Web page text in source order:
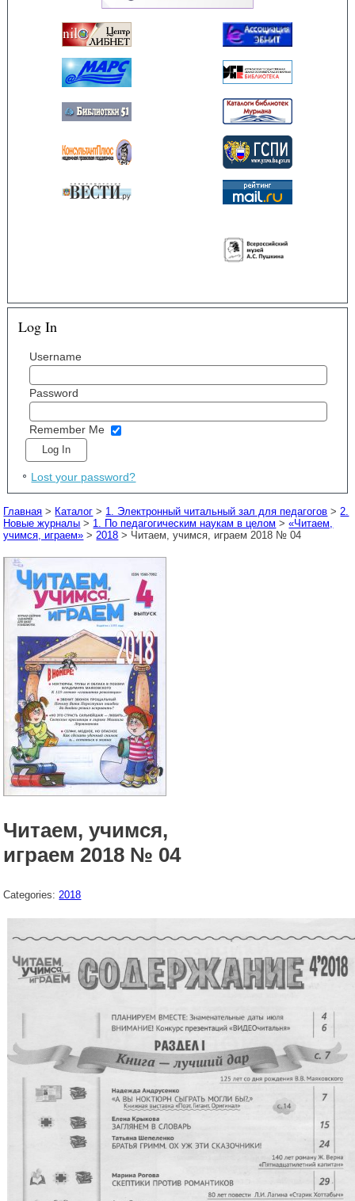
Log In
Username
Password
Remember Me
Lost your password?
Главная > Каталог > 1. Электронный читальный зал для педагогов > 2.
Новые журналы > 1. По педагогическим наукам в целом >«Читаем,
учимся, играем» > 2018 > Читаем, учимся, играем 2018 № 04
Читаем, учимся,
играем 2018 № 04
Categories: 2018